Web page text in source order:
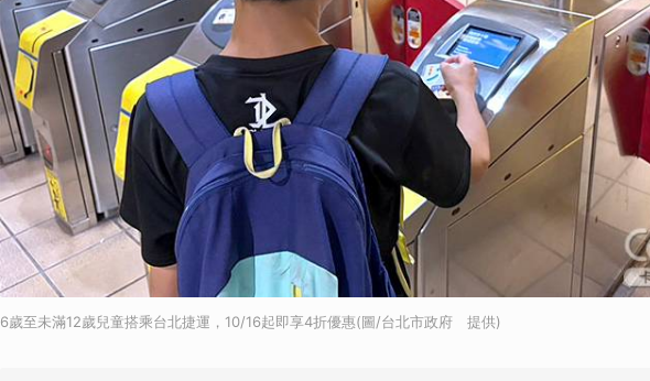
6歲至未滿12歲兒童搭乘台北捷運，10/16起即享4折優惠(圖/台北市政府 提供)